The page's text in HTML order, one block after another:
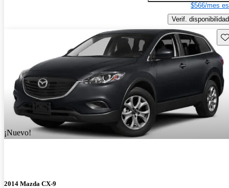
$566/mes
Verif. disponibilidad
¡Nuevo!
2014 Mazda CX-9